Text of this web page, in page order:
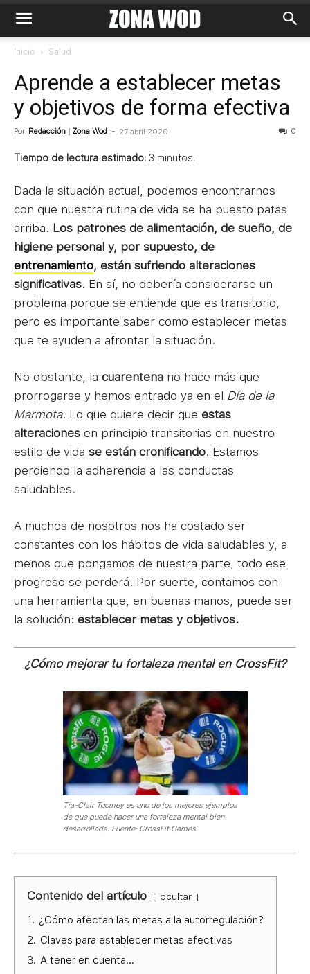
Inicio Salud
Aprende a establecer metas
y objetivos de forma efectiva
Por Redacción | Zona Wod - 27 abril 2020 0
Tiempo de lectura estimado: 3 minutos.
Dada la situación actual, podemos encontrarnos
con que nuestra rutina de vida se ha puesto patas
arriba. Los patrones de alimentación, de sueño, de
higiene personal y, por supuesto, de
entrenamiento, están sufriendo alteraciones
significativas. En sí, no debería considerarse un
problema porque se entiende que es transitorio,
pero es importante saber como establecer metas
que te ayuden a afrontar la situación.
No obstante, la cuarentena no hace más que
prorrogarse y hemos entrado ya en el Día de la
Marmota. Lo que quiere decir que estas
alteraciones en principio transitorias en nuestro
estilo de vida se están cronificando. Estamos
perdiendo la adherencia a las conductas
saludables.
A muchos de nosotros nos ha costado ser
constantes con los hábitos de vida saludables y, a
menos que pongamos de nuestra parte, todo ese
progreso se perderá. Por suerte, contamos con
una herramienta que, en buenas manos, puede ser
la solución: establecer metas y objetivos.
¿Cómo mejorar tu fortaleza mental en CrossFit?
Tia-Clair Toomey es uno de los mejores ejemplos
de que puede hacer una fortaleza mental bien
desarrollada. Fuente: CrossFit Games
Contenido del artículo ocultar
1. ¿Cómo afectan las metas a la autorregulación?
2. Claves para establecer metas efectivas
3. A tener en cuenta…